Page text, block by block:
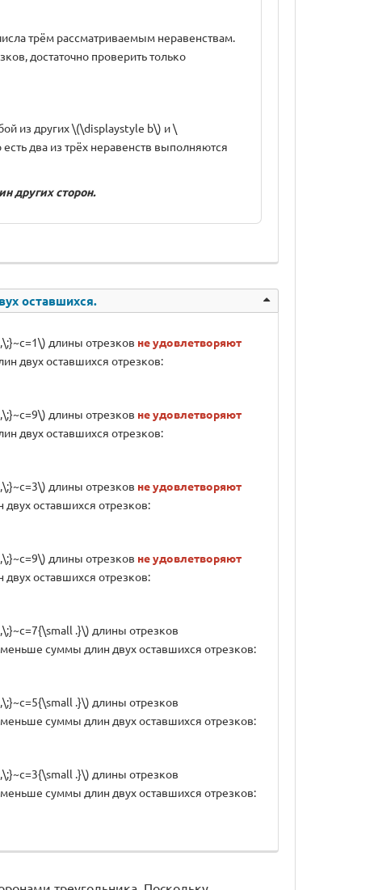
трём рассматриваемым неравенствам.
достаточно проверить только
из других \(\displaystyle b\) и \
два из трёх неравенств выполняются
других сторон.
оставшихся.
длины отрезков не удовлетворяют
двух оставшихся отрезков:
длины отрезков не удовлетворяют
двух оставшихся отрезков:
длины отрезков не удовлетворяют
оставшихся отрезков:
длины отрезков не удовлетворяют
оставшихся отрезков:
.}\) длины отрезков
суммы длин двух оставшихся отрезков:
.}\) длины отрезков
суммы длин двух оставшихся отрезков:
.}\) длины отрезков
суммы длин двух оставшихся отрезков: